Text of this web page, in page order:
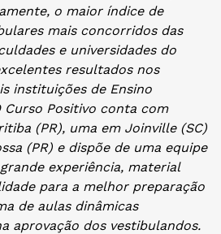
o maior índice de
mais concorridos das
e universidades do
resultados nos
instituições de Ensino
Curso Positivo conta com
(PR), uma em Joinville (SC)
(PR) e dispõe de uma equipe
experiência, material
para a melhor preparação
de aulas dinâmicas
aprovação dos vestibulandos.